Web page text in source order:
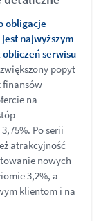
obligacje
najwyższym
serwisu
popyt
finansów
na
Po serii
atrakcyjność
nowych
3,2%, a
klientom i na